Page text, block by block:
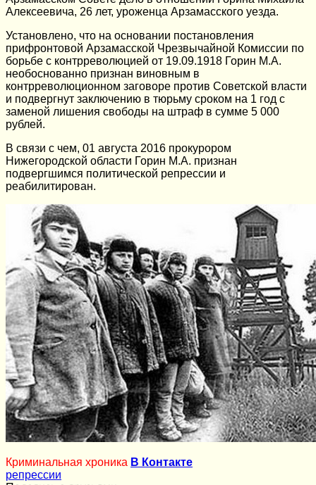
Алексеевича, 26 лет, уроженца Арзамасского уезда.
Установлено, что на основании постановления
прифронтовой Арзамасской Чрезвычайной Комиссии по
борьбе с контрреволюцией от 19.09.1918 Горин М.А.
необоснованно признан виновным в
контрреволюционном заговоре против Советской власти
и подвергнут заключению в тюрьму сроком на 1 год с
заменой лишения свободы на штраф в сумме 5 000
рублей.
В связи с чем, 01 августа 2016 прокурором
Нижегородской области Горин М.А. признан
подвергшимся политической репрессии и
реабилитирован.
Криминальная хроника В Контакте
репрессии